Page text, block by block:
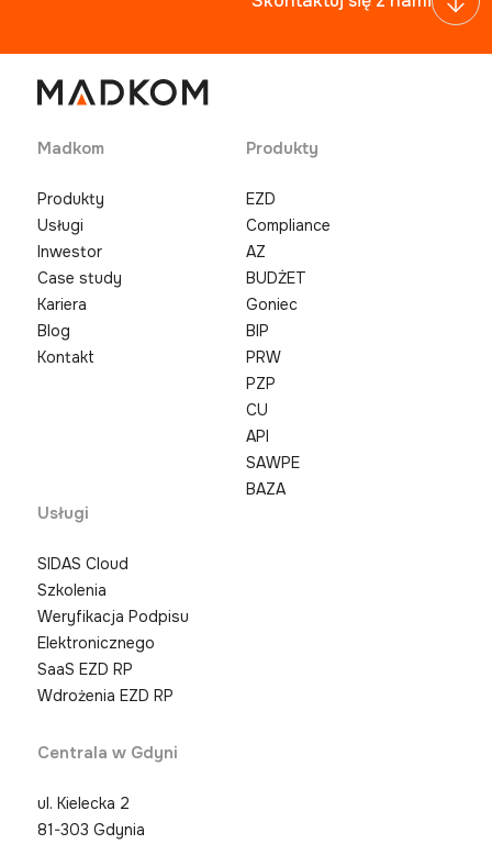
Madkom
Produkty
Usługi
Inwestor
Case study
Kariera
Blog
Kontakt
Produkty
EZD
Compliance
AZ
BUDŻET
Goniec
BIP
PRW
PZP
CU
API
SAWPE
BAZA
Usługi
SIDAS Cloud
Szkolenia
Weryfikacja Podpisu
Elektronicznego
SaaS EZD RP
Wdrożenia EZD RP
Centrala w Gdyni
ul. Kielecka 2
81-303 Gdynia